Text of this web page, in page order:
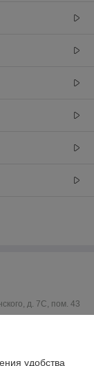
д. 7С, пом. 43
удобства